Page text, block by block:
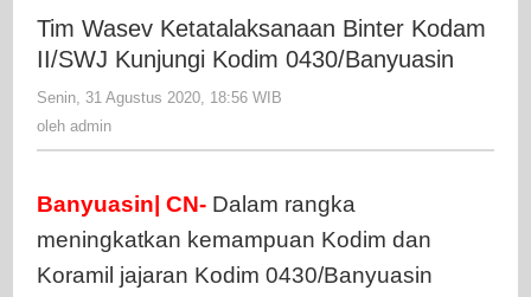
Tim Wasev Ketatalaksanaan Binter Kodam
II/SWJ Kunjungi Kodim 0430/Banyuasin
Senin, 31 Agustus 2020, 18:56 WIB
oleh admin
Banyuasin| CN- Dalam rangka
meningkatkan kemampuan Kodim dan
Koramil jajaran Kodim 0430/Banyuasin